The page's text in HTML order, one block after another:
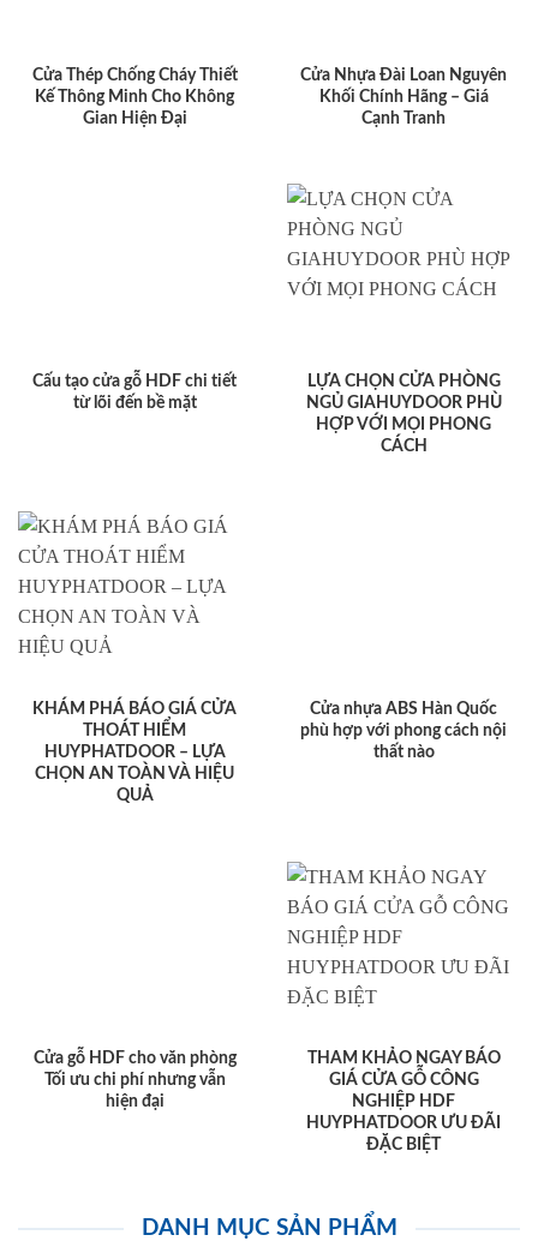
Cửa Thép Chống Cháy Thiết
Kế Thông Minh Cho Không
Gian Hiện Đại
Cửa Nhựa Đài Loan Nguyên
Khối Chính Hãng – Giá
Cạnh Tranh
Cấu tạo cửa gỗ HDF chi tiết
từ lõi đến bề mặt
LỰA CHỌN CỬA PHÒNG
NGỦ GIAHUYDOOR PHÙ
HỢP VỚI MỌI PHONG
CÁCH
KHÁM PHÁ BÁO GIÁ CỬA
THOÁT HIỂM
HUYPHATDOOR – LỰA
CHỌN AN TOÀN VÀ HIỆU
QUẢ
Cửa nhựa ABS Hàn Quốc
phù hợp với phong cách nội
thất nào
Cửa gỗ HDF cho văn phòng
Tối ưu chi phí nhưng vẫn
hiện đại
THAM KHẢO NGAY BÁO
GIÁ CỬA GỖ CÔNG
NGHIỆP HDF
HUYPHATDOOR ƯU ĐÃI
ĐẶC BIỆT
DANH MỤC SẢN PHẨM